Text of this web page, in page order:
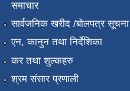
समाचार
सार्वजनिक खरीद /बोलपत्र सूचना
एन, कानुन तथा निर्देशिका
कर तथा शुल्कहरु
श्रम संसार प्रणाली